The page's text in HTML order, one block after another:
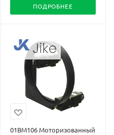
ПОДРОБНЕЕ
01BM106 Моторизованный